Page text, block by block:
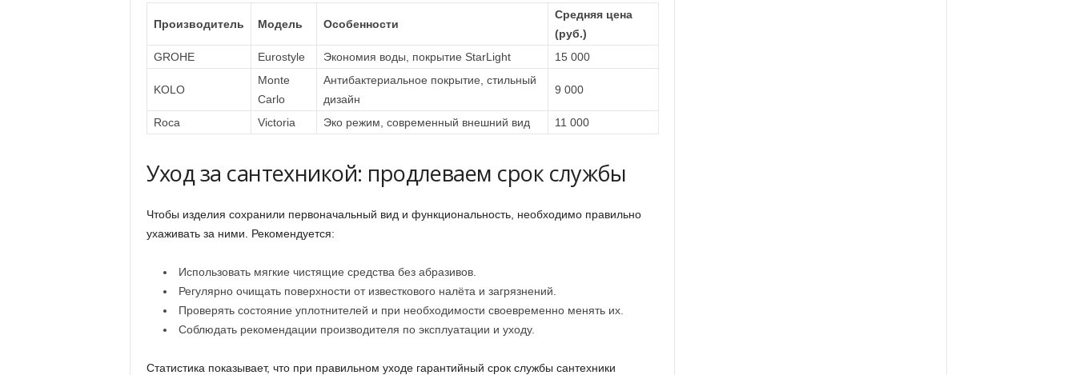
Производитель Модель Особенности
Средняя цена
(руб.)
GROHE
Eurostyle Экономия воды, покрытие StarLight 15 000
KOLO
Monte
Carlo
Антибактериальное покрытие, стильный
дизайн
9 000
Roca Victoria Эко режим, современный внешний вид 11 000
Уход за сантехникой: продлеваем срок службы
Чтобы изделия сохранили первоначальный вид и функциональность, необходимо правильно
ухаживать за ними. Рекомендуется:
Использовать мягкие чистящие средства без абразивов.
Регулярно очищать поверхности от известкового налёта и загрязнений.
Проверять состояние уплотнителей и при необходимости своевременно менять их.
Соблюдать рекомендации производителя по эксплуатации и уходу.
Статистика показывает, что при правильном уходе гарантийный срок службы сантехники